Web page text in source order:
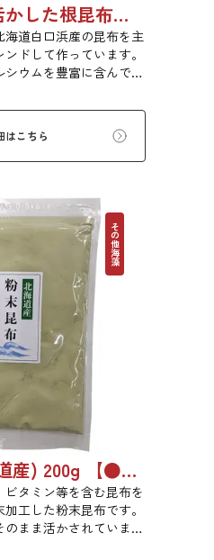
素材の風味を活かした根昆布入りとろろ 65g 単品 5袋セット 20袋セット 1736
道白口浜産の昆布を主
ドして作っています。
ウムを豊富に含んでい
っており、ご飯やお吸
味しく召し上がれま
り、つるっと広がる根昆
味ください。
はこちら
その他海藻
粉末昆布(北海道産) 200g 【●受注生産品】6742
タミン等を含む昆布を
工した粉末昆布です。
まま活かされていま
切使用しておりませ